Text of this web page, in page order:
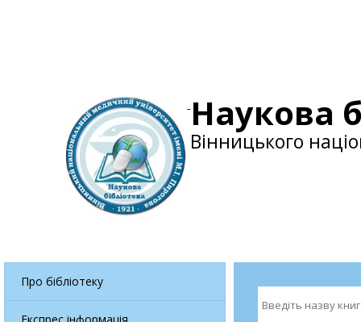
Наукова
Вінницького
Про бібліотеку